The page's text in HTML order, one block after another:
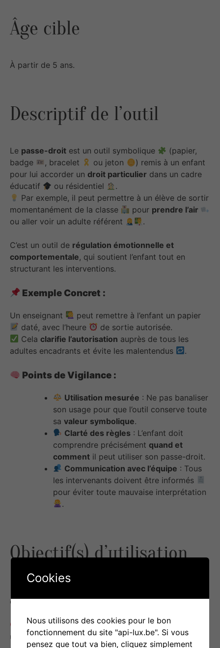
Âge cible
À partir de 5 ans.
Descriptif de l’outil
Le passe-droit est un outil symbolique
(papier,
badge
, bracelet ou jeton
) remis à un enfant
pour lui accorder un droit particulier dans un cadre
éducatif
ou résidentiel
.
Par exemple, il peut permettre à un élève de sortir
momentanément de la classe
pour prendre l’air
ou aller voir un adulte référent
.
C’est un outil de régulation émotionnelle et
comportementale, qui soutient l’enfant tout en
structurant les interventions.
Exemple Concret :
Un enseignant
peut remettre à l’enfant un papier
daté, avec l’heure
de sortie autorisée.
Celaclarifie l’autorisation auprès de tous les
adultes encadrants et évite les malentendus
.
Points de Vigilance :
Utilisation mesurée : Ne pas banaliser
son usage pour que l’outil conserve toute
sa valeur symbolique.
Clarté des règles : L’enfant doit
comprendre précisément quand et
comment il peut utiliser son passe-droit.
Communication avec l’équipe : Tous
les intervenants doivent être informés
pour éviter toute mauvaise interprétation
.
Objectif(s) d’utilisation
certains besoins (pauses, retrait temporaire…).
Encourager la responsabilisation : L’enfant doit
utiliser son passe-droit à bon escient, avec
Cookies
Nous utilisons des cookies pour le bon
fonctionnement du site "api-lux.be". Si vous
pensez que tout va bien, cliquez simplement